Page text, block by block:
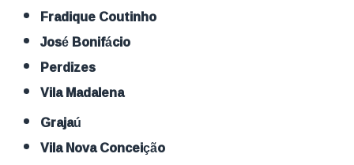
Fradique Coutinho
José Bonifácio
Perdizes
Vila Madalena
Grajaú
Vila Nova Conceição